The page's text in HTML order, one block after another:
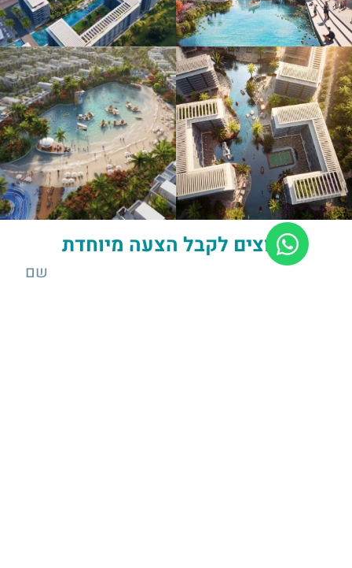
רוצים לקבל הצעה מיוחדת?